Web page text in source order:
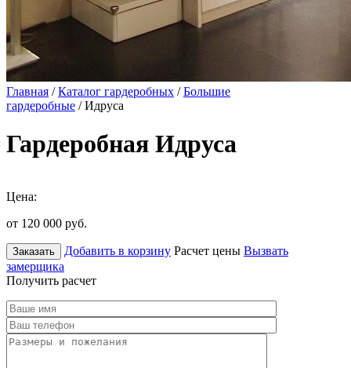
Главная /Каталог гардеробных /Большие
гардеробные / Идруса
Гардеробная Идруса
Цена:
от 120 000 руб.
Заказать Добавить в корзину Расчет цены Вызвать
замерщика
Получить расчет